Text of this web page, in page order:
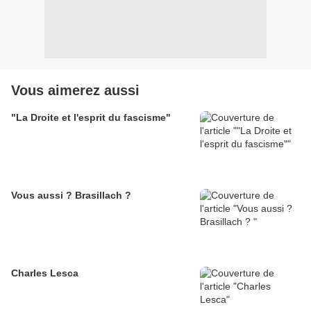
Vous aimerez aussi
"La Droite et l'esprit du fascisme"
Vous aussi ? Brasillach ?
Charles Lesca